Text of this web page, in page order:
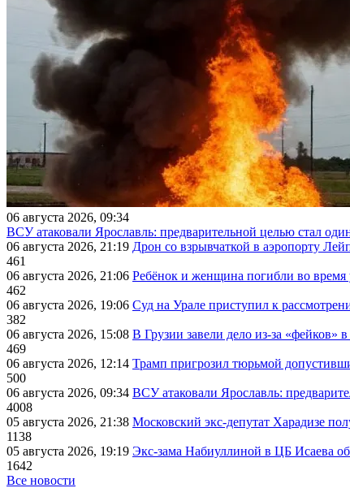
06 августа 2026, 09:34
ВСУ атаковали Ярославль: предварительной целью стал
06 августа 2026, 21:19 Дрон со взрывчаткой в аэропорту
461
06 августа 2026, 21:06 Ребёнок и женщина погибли во время
462
06 августа 2026, 19:06 Суд на Урале приступил к
382
06 августа 2026, 15:08 В Грузии завели дело из-за «фейков»
469
06 августа 2026, 12:14 Трамп пригрозил тюрьмой
500
06 августа 2026, 09:34 ВСУ атаковали Ярославль:
4008
05 августа 2026, 21:38 Московский экс-депутат Харадизе
1138
05 августа 2026, 19:19 Экс-зама Набиуллиной в ЦБ Исаева
1642
Все новости